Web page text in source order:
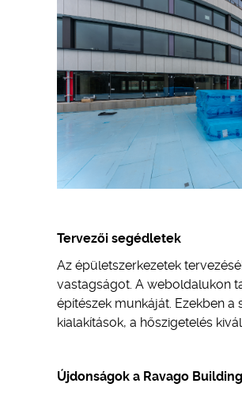
Tervezői segédletek
Az épületszerkezetek
vastagságot. A weboldalukon
építészek munkáját. Ezekben
kialakítások, a hőszigetelés
Újdonságok a Ravago